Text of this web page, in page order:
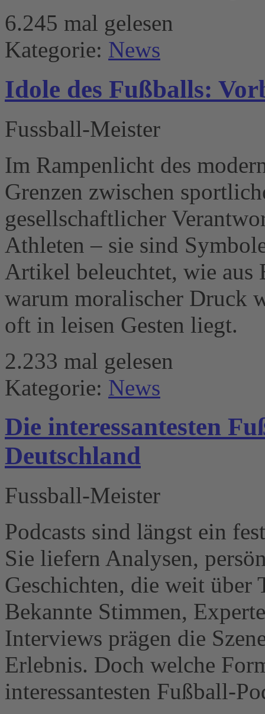
6.245 mal gelesen
Kategorie: News
Idole des Fußballs:
Fussball-Meister
Im Rampenlicht des
Grenzen zwischen
gesellschaftlicher
Athleten – sie sind
Artikel beleuchtet, wie
warum moralischer Druck
oft in leisen Gesten liegt.
2.233 mal gelesen
Kategorie: News
Die interessantesten
Deutschland
Fussball-Meister
Podcasts sind längst ein
Sie liefern Analysen,
Geschichten, die weit über
Bekannte Stimmen,
Interviews prägen die
Erlebnis. Doch welche
interessantesten Fußball-